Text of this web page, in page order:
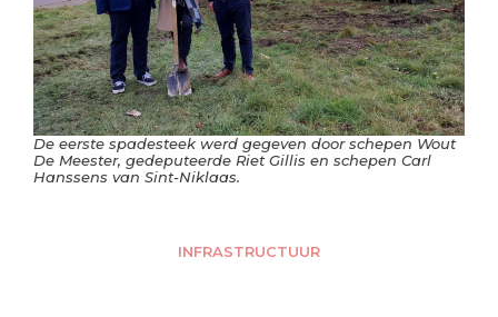
De eerste spadesteek werd gegeven door schepen Wout
De Meester, gedeputeerde Riet Gillis en schepen Carl
Hanssens van Sint-Niklaas.
INFRASTRUCTUUR